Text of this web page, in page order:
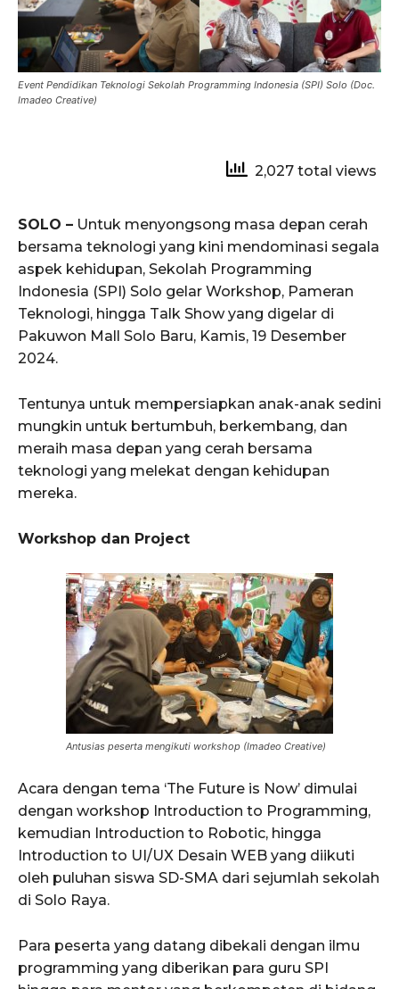
Event Pendidikan Teknologi Sekolah Programming Indonesia (SPI) Solo (Doc.
Imadeo Creative)
2,027 total views
SOLO – Untuk menyongsong masa depan cerah
bersama teknologi yang kini mendominasi segala
aspek kehidupan, Sekolah Programming
Indonesia (SPI) Solo gelar Workshop, Pameran
Teknologi, hingga Talk Show yang digelar di
Pakuwon Mall Solo Baru, Kamis, 19 Desember
2024.
Tentunya untuk mempersiapkan anak-anak sedini
mungkin untuk bertumbuh, berkembang, dan
meraih masa depan yang cerah bersama
teknologi yang melekat dengan kehidupan
mereka.
Workshop dan Project
Antusias peserta mengikuti workshop (Imadeo Creative)
Acara dengan tema ‘The Future is Now’ dimulai
dengan workshop Introduction to Programming,
kemudian Introduction to Robotic, hingga
Introduction to UI/UX Desain WEB yang diikuti
oleh puluhan siswa SD-SMA dari sejumlah sekolah
di Solo Raya.
Para peserta yang datang dibekali dengan ilmu
programming yang diberikan para guru SPI